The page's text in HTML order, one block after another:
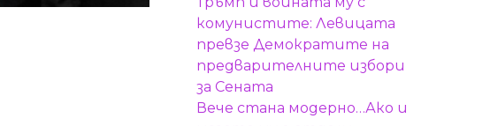
комунистите: Левицата
превзе Демократите на
предварителните избори
за Сената
Вече стана модерно…Ако и